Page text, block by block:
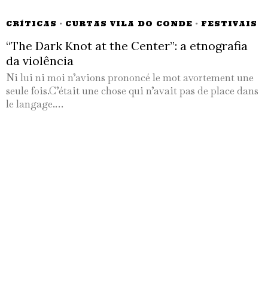
CRÍTICAS · CURTAS VILA DO CONDE · FESTIVAIS
“The Dark Knot at the Center”: a etnografia
da violência
Ni lui ni moi n’avions prononcé le mot avortement une
seule fois.C’était une chose qui n’avait pas de place dans
le langage.…